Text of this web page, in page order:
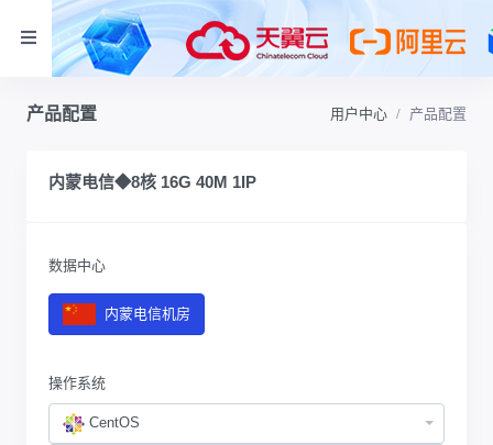
产品配置 用户中心 产品配置
内蒙电信◆8核 16G 40M 1IP
数据中心
内蒙电信机房
操作系统
CentOS